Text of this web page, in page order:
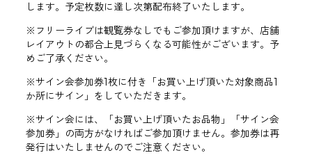
します。予定枚数に達し次第配布終了いたします。
※フリーライブは観覧券なしでもご参加頂けますが、店舗
レイアウトの都合上見づらくなる可能性がございます。予
めご了承ください。
※サイン会参加券1枚に付き「お買い上げ頂いた対象商品1
か所にサイン」をしていただきます。
※サイン会には、「お買い上げ頂いたお品物」「サイン会
参加券」の両方がなければご参加頂けません。参加券は再
発行はいたしませんのでご注意ください。